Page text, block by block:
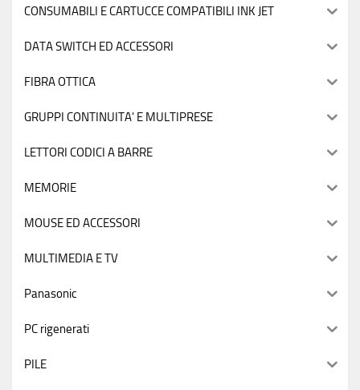
CONSUMABILI E CARTUCCE COMPATIBILI INK JET
DATA SWITCH ED ACCESSORI
FIBRA OTTICA
GRUPPI CONTINUITA' E MULTIPRESE
LETTORI CODICI A BARRE
MEMORIE
MOUSE ED ACCESSORI
MULTIMEDIA E TV
Panasonic
PC rigenerati
PILE